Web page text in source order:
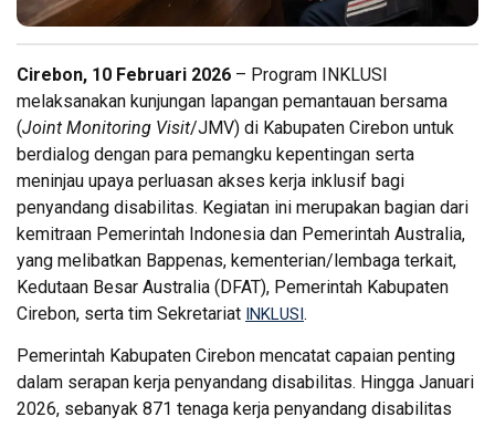
Cirebon, 10 Februari 2026 – Program INKLUSI
melaksanakan kunjungan lapangan pemantauan bersama
(Joint Monitoring Visit/JMV) di Kabupaten Cirebon untuk
berdialog dengan para pemangku kepentingan serta
meninjau upaya perluasan akses kerja inklusif bagi
penyandang disabilitas. Kegiatan ini merupakan bagian dari
kemitraan Pemerintah Indonesia dan Pemerintah Australia,
yang melibatkan Bappenas, kementerian/lembaga terkait,
Kedutaan Besar Australia (DFAT), Pemerintah Kabupaten
Cirebon, serta tim Sekretariat INKLUSI.
Pemerintah Kabupaten Cirebon mencatat capaian penting
dalam serapan kerja penyandang disabilitas. Hingga Januari
2026, sebanyak 871 tenaga kerja penyandang disabilitas